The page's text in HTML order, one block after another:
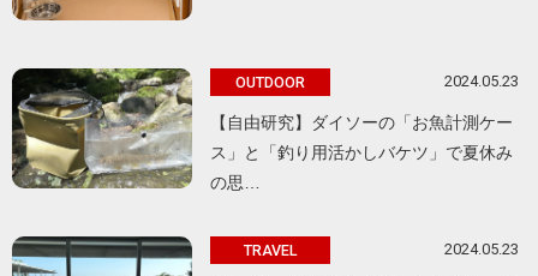
OUTDOOR 2024.05.23
【自由研究】ダイソーの「お魚計測ケー
ス」と「釣り用活かしバケツ」で夏休み
の思…
TRAVEL 2024.05.23